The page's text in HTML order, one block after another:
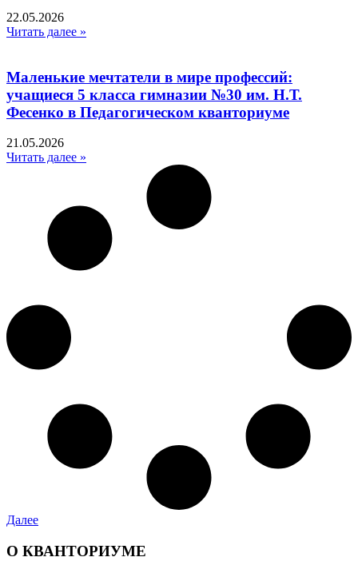
22.05.2026
Читать далее »
Маленькие мечтатели в мире профессий:
учащиеся 5 класса гимназии №30 им. Н.Т.
Фесенко в Педагогическом кванториуме
21.05.2026
Читать далее »
Далее
О КВАНТОРИУМЕ